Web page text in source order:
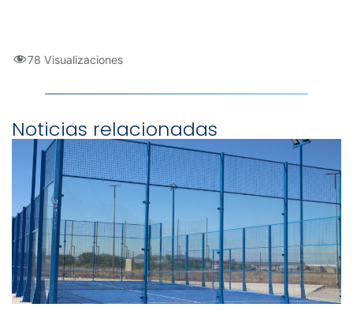
78 Visualizaciones
Noticias relacionadas